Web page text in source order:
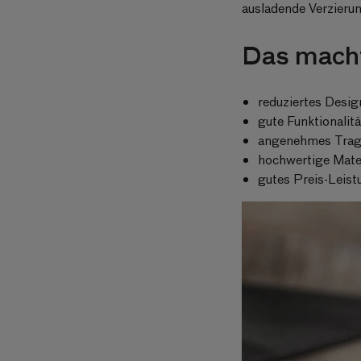
ausladende
Das
reduziertes
gute
angenehmes
hochwertige
gutes Preis-